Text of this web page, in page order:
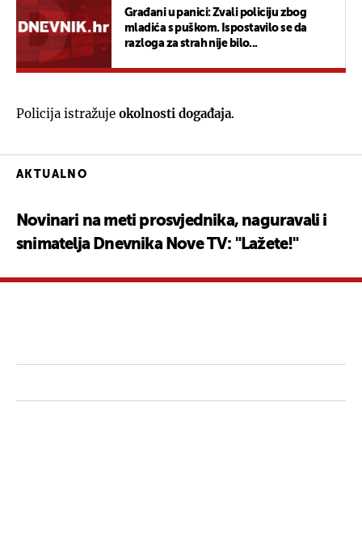
Građani u panici: Zvali policiju zbog
mladića s puškom. Ispostavilo se da
razloga za strah nije bilo...
Policija istražuje okolnosti događaja.
AKTUALNO
Novinari na meti prosvjednika, naguravali i
snimatelja Dnevnika Nove TV: "Lažete!"